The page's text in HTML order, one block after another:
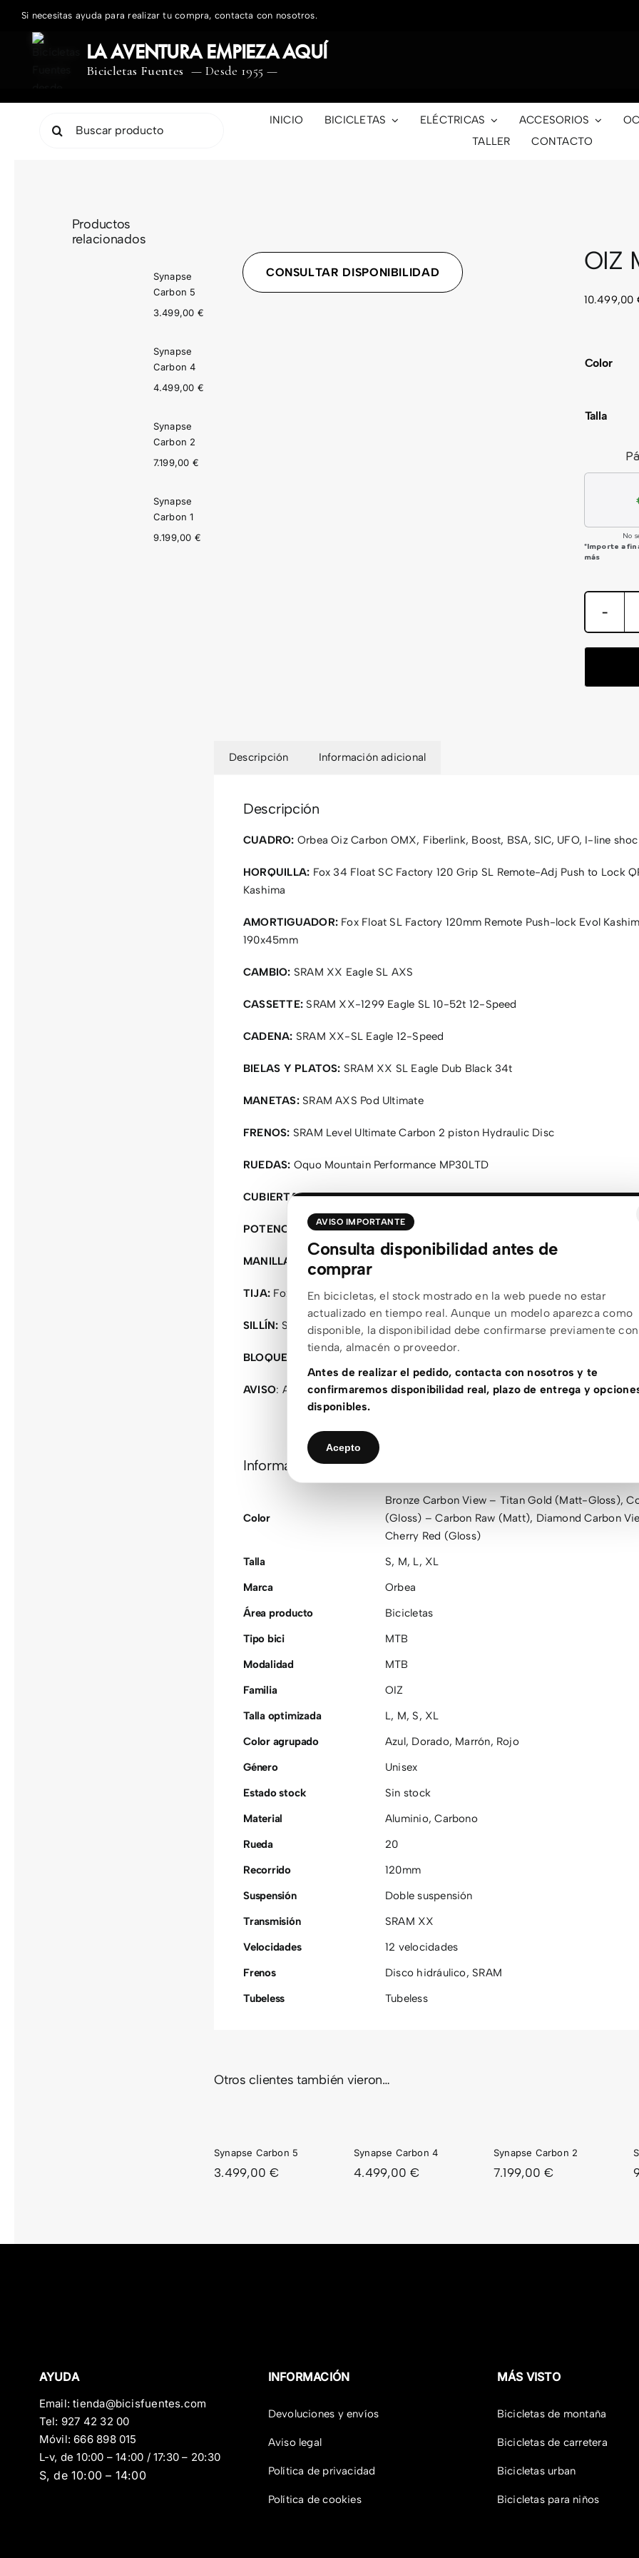
contenido
Si necesitas ayuda para realizar tu compra, contacta con nosotros.
LA AVENTURA EMPIEZA AQUÍ
Bicicletas Fuentes — Desde 1955 —
INICIO BICICLETAS ELÉCTRICAS ACCESORIOS
TALLER
CONTACTO
Productos
relacionados
Synapse
Carbon 5
3.499,00 €
Synapse
Carbon 4
4.499,00 €
Synapse
Carbon 2
7.199,00 €
Synapse
Carbon 1
9.199,00 €
CONSULTAR DISPONIBILIDAD OIZ
10.499,00
Color
Talla
No
*Importe a
más
Descripción Información adicional
Descripción
CUADRO: Orbea Oiz Carbon OMX, Fiberlink, Boost, BSA, SIC, UFO, I-line
HORQUILLA: Fox 34 Float SC Factory 120 Grip SL Remote-Adj Push to Lock
Kashima
AMORTIGUADOR:Fox Float SL Factory 120mm Remote Push-lock Evol
190x45mm
CAMBIO: SRAM XX Eagle SL AXS
CASSETTE: SRAM XX-1299 Eagle SL 10-52t 12-Speed
CADENA: SRAM XX-SL Eagle 12-Speed
BIELAS Y PLATOS: SRAM XX SL Eagle Dub Black 34t
MANETAS:SRAM AXS Pod Ultimate
FRENOS: SRAM Level Ultimate Carbon 2 piston Hydraulic Disc
RUEDAS: Oquo Mountain Performance MP30LTD
CUBIERTAS:Maxxis Rekon Race 2.40″ WT 120 TPI Exo TLR
POTENCIA: OC Mountain Performance MP10 Alu SL, -10º
MANILLAR :OC MP10 Mountain Performance Carbon, Width 760, Sweep 9
TIJA: Fox Transfer SL Factory Kashima Dropper 31.6
SILLÍN: Selle Italia SLR Boost Fill Carbon Rail Ø7×9 mm
BLOQUEO: OC Squidlock MP11, suspension + Dropper
AVISO: Algunos componentes pueden sufrir cambios del fabricante sin previo
Información adicional
Color
Bronze Carbon View – Titan Gold (Matt-Gloss),
(Gloss) – Carbon Raw (Matt), Diamond Carbon
Cherry Red (Gloss)
Talla
S, M, L, XL
Marca
Orbea
Área producto
Bicicletas
Tipo bici
MTB
Modalidad
MTB
Familia
OIZ
Talla optimizada
L, M, S, XL
Color agrupado
Azul, Dorado, Marrón, Rojo
Género
Unisex
Estado stock
Sin stock
Material
Aluminio,Carbono
Rueda
20
Recorrido
120mm
Suspensión
Doble suspensión
Transmisión
SRAM XX
Velocidades
12 velocidades
Frenos
Disco hidráulico, SRAM
Tubeless
Tubeless
Otros clientes también vieron…
Synapse Carbon 5
3.499,00€
Synapse Carbon 4
4.499,00€
Synapse Carbon 2
7.199,00€
AYUDA
Email:tienda@bicisfuentes.com
Tel: 927 42 32 00
Móvil: 666 898 015
L-v, de 10:00 – 14:00 / 17:30 – 20:30
S, de 10:00 – 14:00
INFORMACIÓN
Devoluciones y envíos
Aviso legal
Política de privacidad
Política de cookies
MÁS VISTO
Bicicletas de montaña
Bicicletas de carretera
Bicicletas urban
Bicicletas para niños
AVISO IMPORTANTE
Consulta disponibilidad antes de
comprar
En bicicletas, el stock mostrado en la web puede no estar
actualizado en tiempo real. Aunque un modelo aparezca como
disponible, la disponibilidad debe confirmarse previamente con
tienda, almacén o proveedor.
Antes de realizar el pedido, contacta con nosotros y te
confirmaremos disponibilidad real, plazo de entrega y
disponibles.
Acepto